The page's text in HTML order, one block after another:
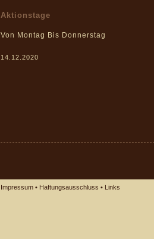
Aktionstage
Von Montag Bis Donnerstag
14.12.2020
Impressum • Haftungsausschluss • Links